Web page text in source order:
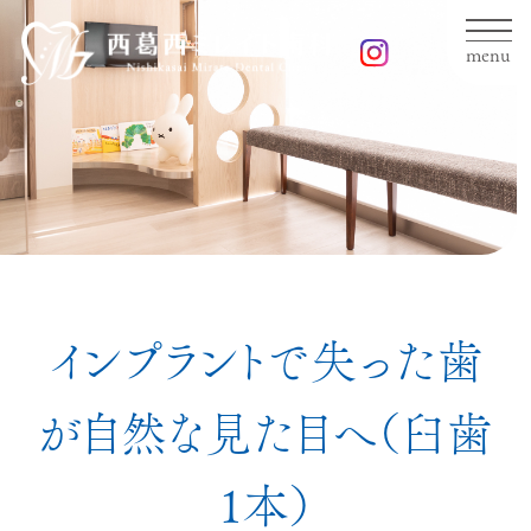
menu
インプラントで失った歯
が自然な見た目へ（臼歯
1本）